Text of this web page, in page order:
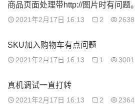
商品页面处理带http://图片时有问题。
2021年2月17日 16:13 2 2638
SKU加入购物车有点问题
2021年2月17日 16:13 1 3001
真机调试一直打转
2021年2月17日 16:13 2 2364